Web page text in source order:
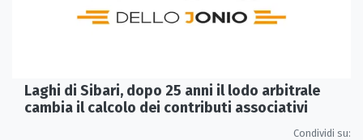
Laghi di Sibari, dopo 25 anni il lodo arbitrale
cambia il calcolo dei contributi associativi
Condividi su: